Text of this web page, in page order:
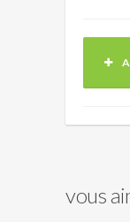
vous